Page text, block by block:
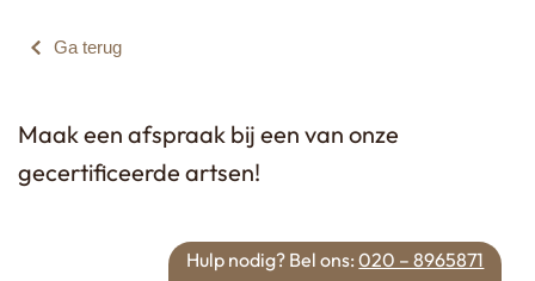
Ga terug
Maak een afspraak bij een van onze
gecertificeerde artsen!
Hulp nodig? Bel ons:020 – 8965871